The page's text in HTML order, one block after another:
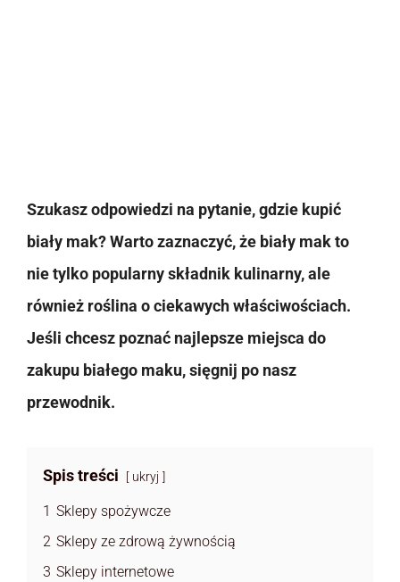
Szukasz odpowiedzi na pytanie, gdzie kupić
biały mak? Warto zaznaczyć, że biały mak to
nie tylko popularny składnik kulinarny, ale
również roślina o ciekawych właściwościach.
Jeśli chcesz poznać najlepsze miejsca do
zakupu białego maku, sięgnij po nasz
przewodnik.
Spis treści ukryj
1 Sklepy spożywcze
2 Sklepy ze zdrową żywnością
3 Sklepy internetowe